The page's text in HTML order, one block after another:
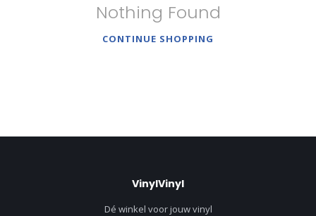
Nothing Found
CONTINUE SHOPPING
VinylVinyl
Dé winkel voor jouw vinyl